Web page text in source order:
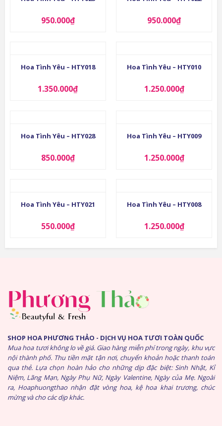
950.000₫ 950.000₫
Hoa Tình Yêu – HTY018
1.350.000₫
Hoa Tình Yêu – HTY010
1.250.000₫
Hoa Tình Yêu – HTY028
850.000₫
Hoa Tình Yêu – HTY009
1.250.000₫
Hoa Tình Yêu – HTY021
550.000₫
Hoa Tình Yêu – HTY008
1.250.000₫
SHOP HOA PHƯƠNG THẢO - DỊCH VỤ HOA TƯƠI TOÀN QUỐC
Mua hoa tươi không lo về giá. Giao hàng miễn phí trong ngày, khu vực
nội thành phố. Thu tiền mặt tận nơi, chuyển khoản hoặc thanh toán
qua thẻ. Lựa chọn hoàn hảo cho những dịp đặc biệt: Sinh Nhật, Kỉ
Niệm, Lãng Mạn, Ngày Phụ Nữ, Ngày Valentine, Ngày của Mẹ. Ngoài
ra, Hoaphuongthao nhận đặt vòng hoa, kệ hoa khai trương, chúc
mừng và cho các dịp khác.